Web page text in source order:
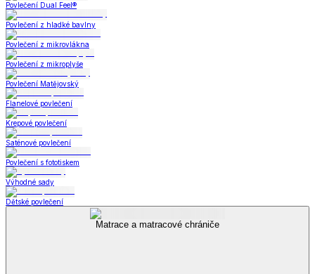
Povlečení Dual Feel®
Povlečení z hladké bavlny
Povlečení z mikrovlákna
Povlečení z mikroplyše
Povlečení Matějovský
Flanelové povlečení
Krepové povlečení
Saténové povlečení
Povlečení s fototiskem
Výhodné sady
Dětské povlečení
Matrace a matracové chrániče